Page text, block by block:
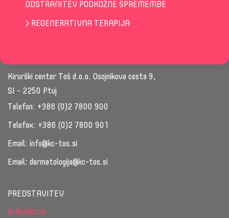
ODSTRANITEV PODKOŽNE SPREMEMBE
REGENERATIVNA TERAPIJA
Kirurški center Toš d.o.o. Osojnikova cesta 9,
SI - 2250 Ptuj
Telefon: +386 (0)2 7800 900
Telefax: +386 (0)2 7800 901
Email: info@kc-tos.si
Email: dermatologija@kc-tos.si
PREDSTAVITEV
KIRURGIJA